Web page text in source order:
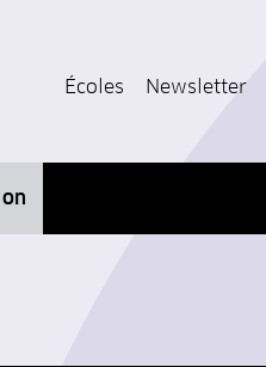
Écoles Newsletter
on